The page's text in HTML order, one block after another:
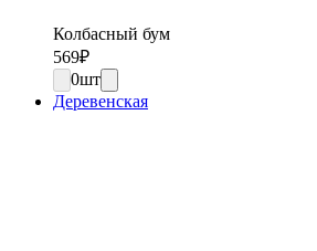
Колбасный бум
569₽
0шт
Деревенская